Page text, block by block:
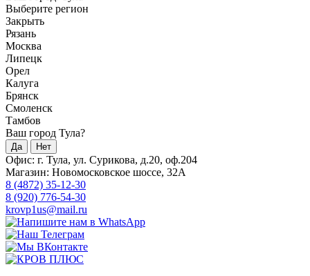
Выберите регион
Закрыть
Рязань
Москва
Липецк
Орел
Калуга
Брянск
Смоленск
Тамбов
Ваш город Тула?
Да Нет
Офис: г. Тула, ул. Сурикова, д.20, оф.204
Магазин: Новомосковское шоссе, 32А
8 (4872) 35-12-30
8 (920) 776-54-30
krovp1us@mail.ru